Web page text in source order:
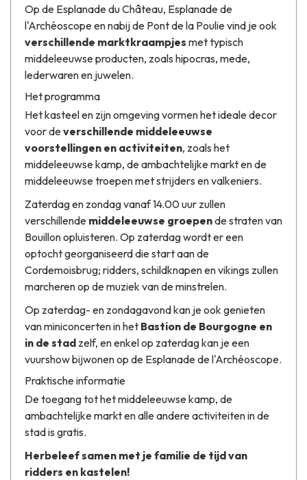
Op de Esplanade du Château, Esplanade de
l'Archéoscope en nabij de Pont de la Poulie vind je ook
verschillende marktkraampjes met typisch
middeleeuwse producten, zoals hipocras, mede,
lederwaren en juwelen.
Het programma
Het kasteel en zijn omgeving vormen het ideale decor
voor deverschillende middeleeuwse
voorstellingen en activiteiten, zoals het
middeleeuwse kamp, de ambachtelijke markt en de
middeleeuwse troepen met strijders en valkeniers.
Zaterdag en zondag vanaf 14.00 uur zullen
verschillende middeleeuwse groepende straten van
Bouillon opluisteren. Op zaterdag wordt er een
optocht georganiseerd die start aan de
Cordemoisbrug; ridders, schildknapen en vikings zullen
marcheren op de muziek van de minstrelen.
Op zaterdag- en zondagavond kan je ook genieten
van miniconcerten in het Bastion de Bourgogne en
in de stad zelf, en enkel op zaterdag kan je een
vuurshow bijwonen op de Esplanade de l'Archéoscope.
Praktische informatie
De toegang tot het middeleeuwse kamp, de
ambachtelijke markt en alle andere activiteiten in de
stad is gratis.
Herbeleef samen met je familie de tijd van
ridders en kastelen!